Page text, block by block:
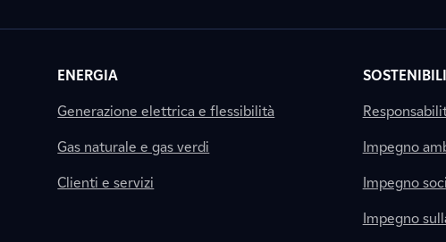
ENERGIA
Generazione elettrica e flessibilità
Gas naturale e gas verdi
Clienti e servizi
Impegno
Impegno
Impegno